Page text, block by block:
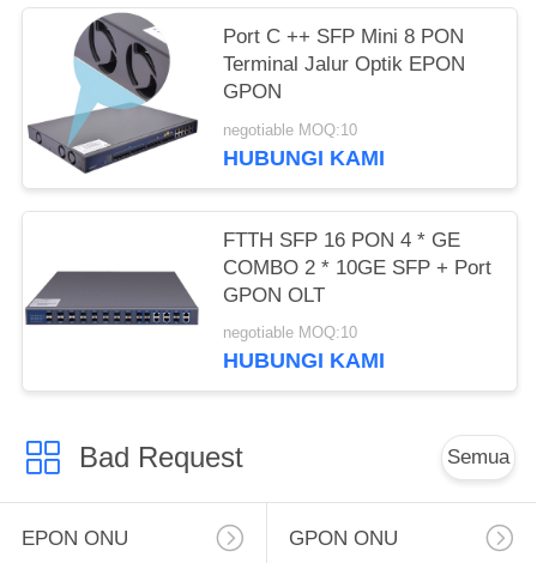
Port C ++ SFP Mini 8 PON
Terminal Jalur Optik EPON
GPON
negotiable MOQ:10
HUBUNGI KAMI
FTTH SFP 16 PON 4 * GE
COMBO 2 * 10GE SFP + Port
GPON OLT
negotiable MOQ:10
HUBUNGI KAMI
Bad Request Semua
EPON ONU GPON ONU